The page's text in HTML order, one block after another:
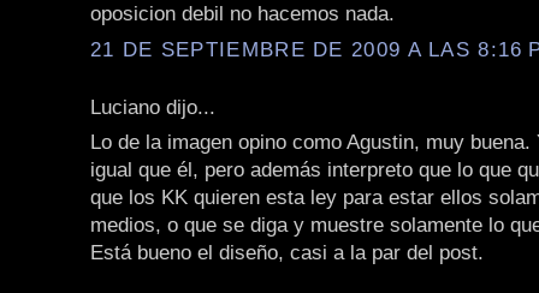
oposicion debil no hacemos nada.
21 DE SEPTIEMBRE DE 2009 A LAS 8:16
Luciano dijo...
Lo de la imagen opino como Agustin, muy buena.
igual que él, pero además interpreto que lo que
que los KK quieren esta ley para estar ellos
medios, o que se diga y muestre solamente lo
Está bueno el diseño, casi a la par del post.